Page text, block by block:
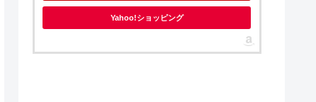
Yahoo!ショッピング